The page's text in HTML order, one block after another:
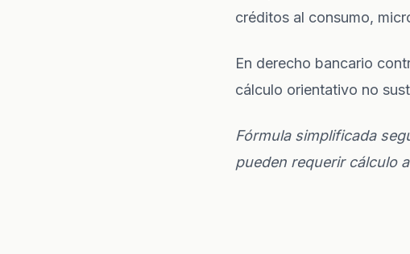
créditos al consumo,
En derecho bancario
cálculo orientativo no
Fórmula simplificada
pueden requerir cálculo